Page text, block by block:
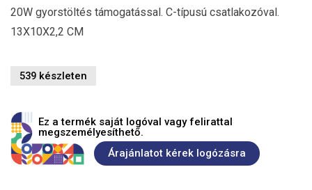
20W gyorstöltés támogatással. C-típusú csatlakozóval.
13X10X2,2 CM
539 készleten
Ez a termék saját logóval vagy felirattal
megszemélyesíthető.
Árajánlatot kérek logózásra